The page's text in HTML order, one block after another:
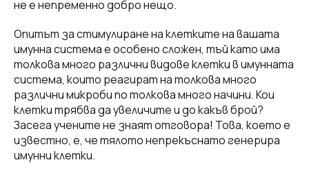
не е непременно добро нещо.
Опитът за стимулиране на клетките на вашата
имунна система е особено сложен, тъй като има
толкова много различни видове клетки в имунната
система, които реагират на толкова много
различни микроби по толкова много начини. Кои
клетки трябва да увеличите и до какъв брой?
Засега учените не знаят отговора! Това, което е
известно, е, че тялото непрекъснато генерира
имунни клетки.